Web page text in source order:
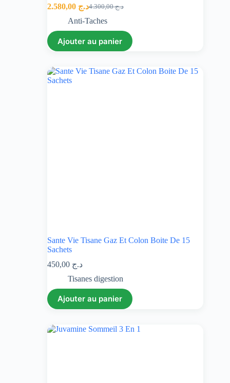
د.ج4.300,00 د.ج 2.580,00
Anti-Taches
Ajouter au panier
Sante Vie Tisane Gaz Et Colon Boite De 15
Sachets
د.ج 450,00
Tisanes digestion
Ajouter au panier